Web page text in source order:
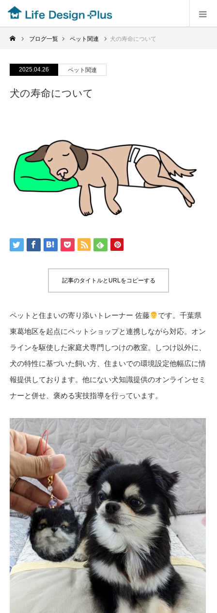
ブログ一覧 ペット関連 犬の寿命について
2025.04.26 ペット関連
犬の寿命について
記事のタイトルとURLをコピーする
ペットと住まいの寄り添いトレーナー 佐藤
です。千葉県
東葛地区を起点にペットショップと連携しながら対応。オン
ラインを駆使した家庭犬専門しつけの教室。しつけ以外に、
犬の特性に基づいた飼い方、住まいでの環境設定他幅広に情
報提供しております。他にない犬知識提供のオンラインセミ
ナーと併せ、褒める実技指導を行っています。